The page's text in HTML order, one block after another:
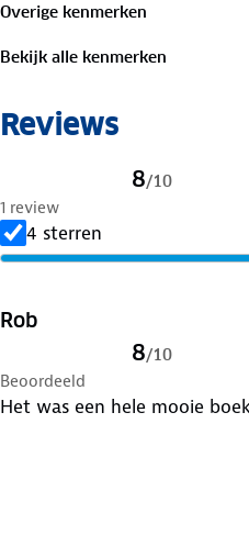
Overige kenmerken
Bekijk alle kenmerken
Reviews
8/10
1 review
4 sterren
Rob
8/10
Beoordeeld
Het was een hele mooie